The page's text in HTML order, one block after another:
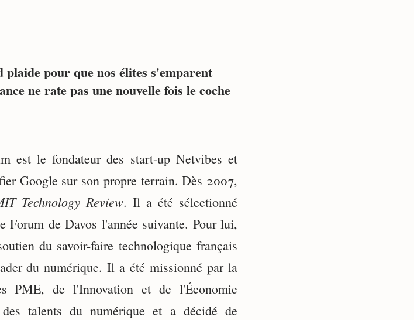
pour que nos élites s'emparent
ne rate pas une nouvelle fois le coche
est le fondateur des start-up Netvibes et
Google sur son propre terrain. Dès 2007,
Technology Review. Il a été sélectionné
de Davos l'année suivante. Pour lui,
du savoir-faire technologique français
du numérique. Il a été missionné par la
PME, de l'Innovation et de l'Économie
talents du numérique et a décidé de